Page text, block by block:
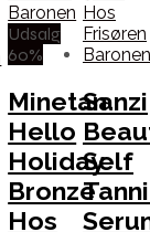
Udsalg
60%
Minetan
Hello
Holiday
Bronze
Hos
Sanzi
Self